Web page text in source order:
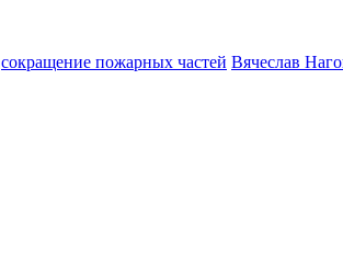
сокращение пожарных частей Вячеслав